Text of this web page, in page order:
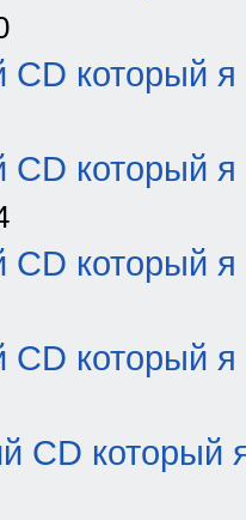
который я
который я
который я
который я
CD который